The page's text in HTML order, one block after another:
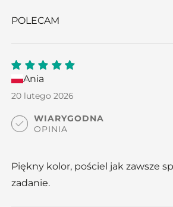
POLECAM
5out
of 5
Ania
20 lutego 2026
WIARYGODNA
OPINIA
Piękny kolor, pościel jak zawsze
zadanie.